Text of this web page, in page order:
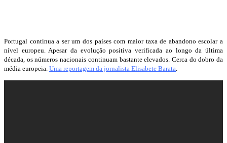
Portugal continua a ser um dos países com maior taxa de abandono escolar a
nível europeu. Apesar da evolução positiva verificada ao longo da última
década, os números nacionais continuam bastante elevados. Cerca do dobro da
média europeia. Uma reportagem da jornalista Elisabete Barata.